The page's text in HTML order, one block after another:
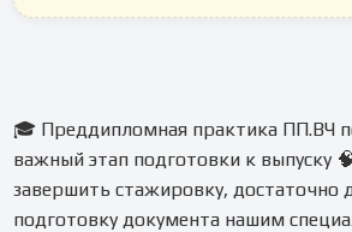
🎓 Преддипломная практика ПП.ВЧ
важный этап подготовки к выпуску
завершить стажировку, достаточно
подготовку документа нашим